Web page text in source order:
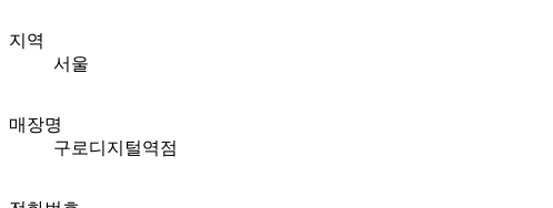
지역
서울
매장명
구로디지털역점